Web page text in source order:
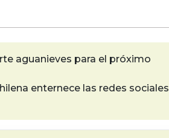
aguanieves para el próximo
enternece las redes sociales